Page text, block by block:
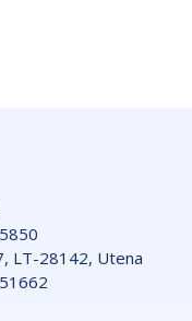
LT-28142, Utena